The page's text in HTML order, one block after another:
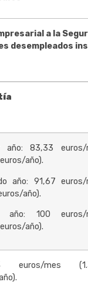
a la
desempleados
año: 83,33 euros/
año).
año: 91,67 euros/
año).
año: 100 euros/
año).
euros/mes